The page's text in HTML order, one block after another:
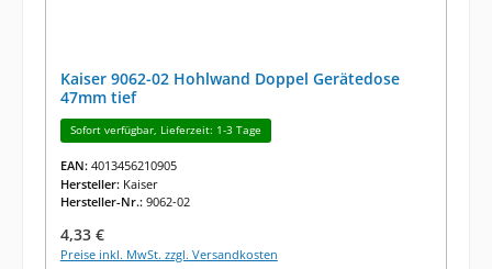
Kaiser 9062-02 Hohlwand Doppel Gerätedose
47mm tief
Sofort verfügbar, Lieferzeit: 1-3 Tage
EAN: 4013456210905
Hersteller: Kaiser
Hersteller-Nr.: 9062-02
Regulärer Preis:
4,33 €
Preise inkl. MwSt. zzgl. Versandkosten